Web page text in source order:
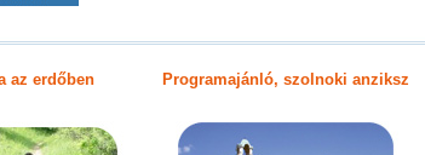
az erdőben Programajánló, szolnoki anziksz